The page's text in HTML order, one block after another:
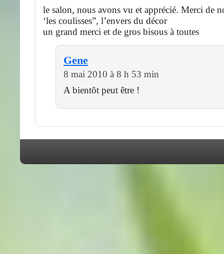
le salon, nous avons vu et apprécié. Merci de
‘les coulisses”, l’envers du décor
un grand merci et de gros bisous à toutes
Gene
8 mai 2010 à 8 h 53 min
A bientôt peut être !